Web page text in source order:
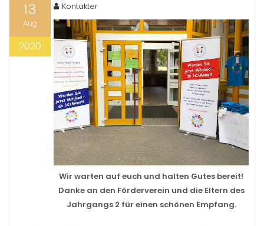
13
Aug
2020
Kontakter
Wir warten auf euch und halten Gutes bereit!
Danke an den Förderverein und die Eltern des
Jahrgangs 2 für einen schönen Empfang.